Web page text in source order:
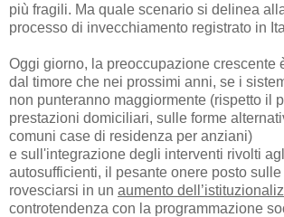
più fragili. Ma quale scenario si delinea
processo di invecchiamento registrato in
Oggi giorno, la preoccupazione crescente
dal timore che nei prossimi anni, se i
non punteranno maggiormente (rispetto il
prestazioni domiciliari, sulle forme
comuni case di residenza per anziani)
e sull'integrazione degli interventi rivolti
autosufficienti, il pesante onere posto
rovesciarsi in un aumento
controtendenza con la programmazione